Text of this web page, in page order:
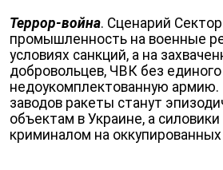
Террор-война. Сценарий
промышленность на военные
условиях санкций, а на
добровольцев, ЧВК без
недоукомплектованную
заводов ракеты станут
объектам в Украине, а
криминалом на